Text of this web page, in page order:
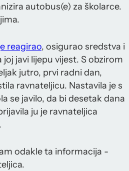
autobus(e) za školarce.
reagirao, osigurao sredstva i
javi lijepu vijest. S obzirom
jutro, prvi radni dan,
ravnateljicu. Nastavila je s
se javilo, da bi desetak dana
ju je ravnateljica
odakle ta informacija -